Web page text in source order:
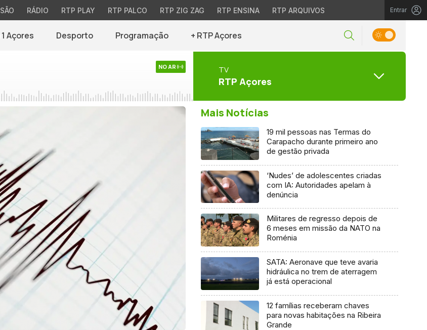
RÁDIO RTP PLAY RTP PALCO RTP ZIG ZAG RTP ENSINA RTP ARQUIVOS Entrar
Açores Desporto Programação + RTP Açores
NO AR TV
RTP Açores
Mais Notícias
19 mil pessoas nas Termas do
Carapacho durante primeiro ano
de gestão privada
‘Nudes’ de adolescentes criadas
com IA: Autoridades apelam à
denúncia
Militares de regresso depois de
6 meses em missão da NATO na
Roménia
SATA: Aeronave que teve avaria
hidráulica no trem de aterragem
já está operacional
12 famílias receberam chaves
para novas habitações na Ribeira
Grande